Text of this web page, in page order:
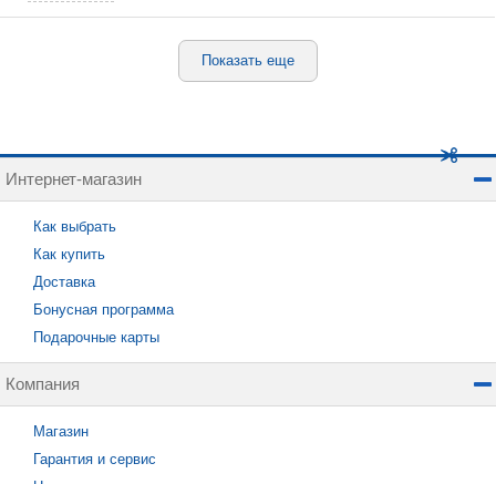
Показать еще
Интернет-магазин
Как выбрать
Как купить
Доставка
Бонусная программа
Подарочные карты
Компания
Магазин
Гарантия и сервис